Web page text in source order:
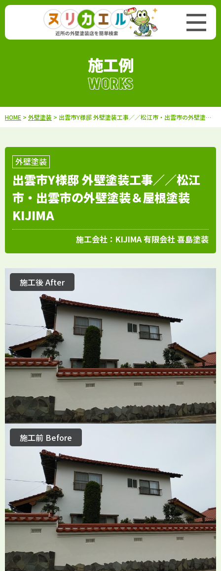
施工例
WORKS
HOME > 外壁塗装 > 出雲市Y様邸 外壁塗装工事／／松江市・出雲市の外壁塗装＆屋根塗装KIJIMA
外壁塗装
出雲市Y様邸 外壁塗装工事／／松江
市・出雲市の外壁塗装＆屋根塗装
KIJIMA
施工会社： KIJIMA 有限会社 喜島塗装
施工前 Before
施工後 After